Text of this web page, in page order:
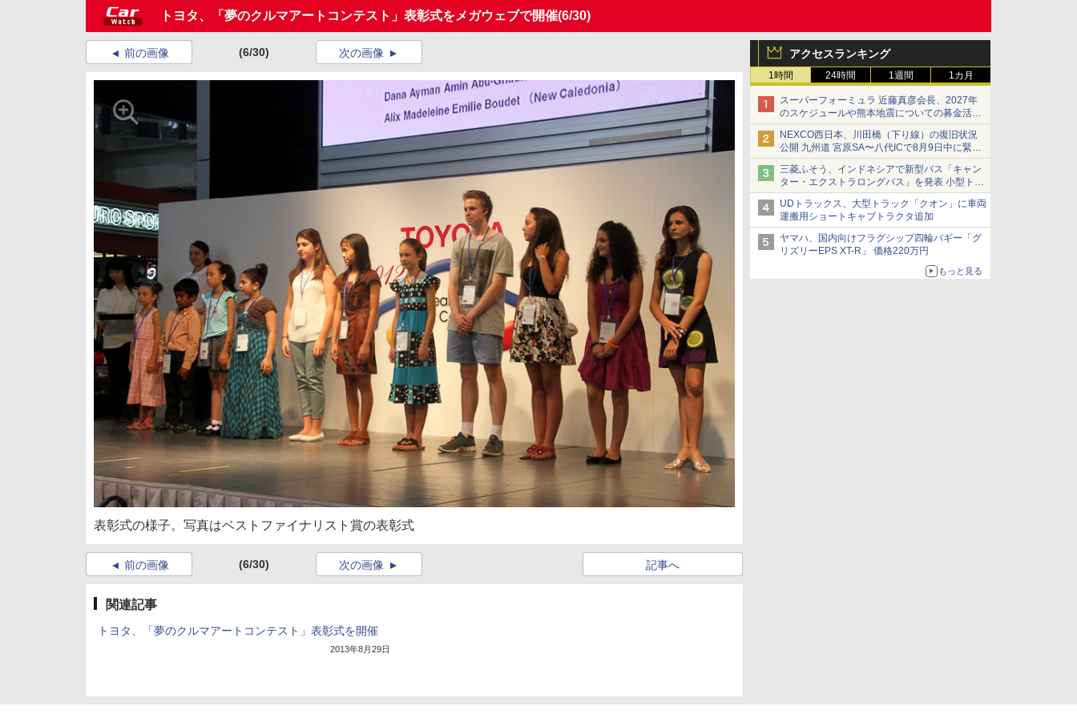
トヨタ、「夢のクルマアートコンテスト」表彰式をメガウェブで開催(6/30)
アクセスランキング
1時間 24時間 1週間 1カ月
スーパーフォーミュラ 近藤真彦会長、2027年
のスケジュールや熊本地震についての募金活動
を紹介
NEXCO西日本、川田橋（下り線）の復旧状況
公開 九州道 宮原SA〜八代ICで8月9日中に緊急
車両を通行可能に
三菱ふそう、インドネシアで新型バス「キャン
ター・エクストラロングバス」を発表 小型トラ
ックベースの観光・旅客輸送向けバス
UDトラックス、大型トラック「クオン」に車両
運搬用ショートキャブトラクタ追加
ヤマハ、国内向けフラグシップ四輪バギー「グ
リズリーEPS XT-R」 価格220万円
もっと見る
前の画像 (6/30) 次の画像
表彰式の様子。写真はベストファイナリスト賞の表彰式
前の画像 (6/30) 記事へ
次の画像
関連記事
トヨタ、「夢のクルマアートコンテスト」表彰式を開催
2013年8月29日